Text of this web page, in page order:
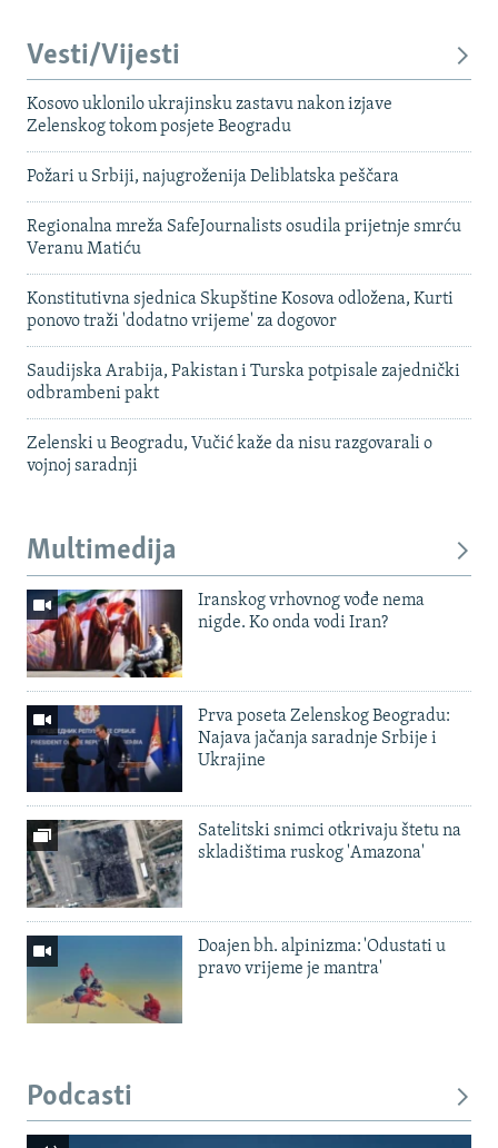
Vesti/Vijesti
Kosovo uklonilo ukrajinsku zastavu nakon izjave
Zelenskog tokom posjete Beogradu
Požari u Srbiji, najugroženija Deliblatska peščara
Regionalna mreža SafeJournalists osudila prijetnje smrću
Veranu Matiću
Konstitutivna sjednica Skupštine Kosova odložena, Kurti
ponovo traži 'dodatno vrijeme' za dogovor
Saudijska Arabija, Pakistan i Turska potpisale zajednički
odbrambeni pakt
Zelenski u Beogradu, Vučić kaže da nisu razgovarali o
vojnoj saradnji
Multimedija
Iranskog vrhovnog vođe nema
nigde. Ko onda vodi Iran?
Prva poseta Zelenskog Beogradu:
Najava jačanja saradnje Srbije i
Ukrajine
Satelitski snimci otkrivaju štetu na
skladištima ruskog 'Amazona'
Doajen bh. alpinizma: 'Odustati u
pravo vrijeme je mantra'
Podcasti